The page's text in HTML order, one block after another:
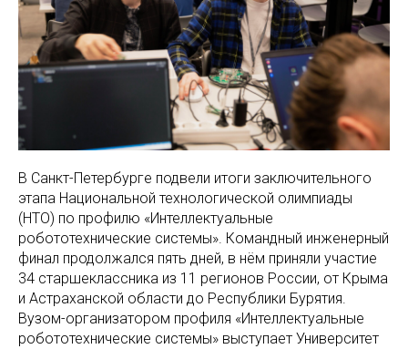
В Санкт-Петербурге подвели итоги заключительного
этапа Национальной технологической олимпиады
(НТО) по профилю «Интеллектуальные
робототехнические системы». Командный инженерный
финал продолжался пять дней, в нём приняли участие
34 старшеклассника из 11 регионов России, от Крыма
и Астраханской области до Республики Бурятия.
Вузом-организатором профиля «Интеллектуальные
робототехнические системы» выступает Университет